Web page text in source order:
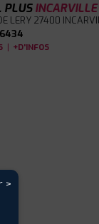
PLUSINCARVILLE
LERY 27400
| +D'INFOS
>